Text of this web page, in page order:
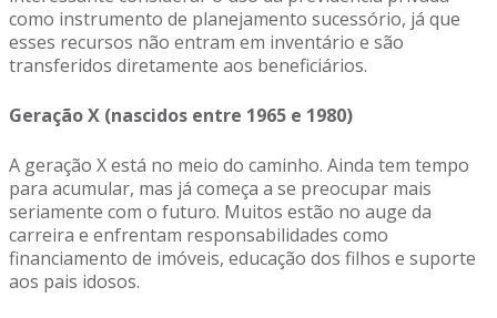
como instrumento de planejamento sucessório, já que
esses recursos não entram em inventário e são
transferidos diretamente aos beneficiários.
Geração X (nascidos entre 1965 e 1980)
A geração X está no meio do caminho. Ainda tem tempo
para acumular, mas já começa a se preocupar mais
seriamente com o futuro. Muitos estão no auge da
carreira e enfrentam responsabilidades como
financiamento de imóveis, educação dos filhos e suporte
aos pais idosos.